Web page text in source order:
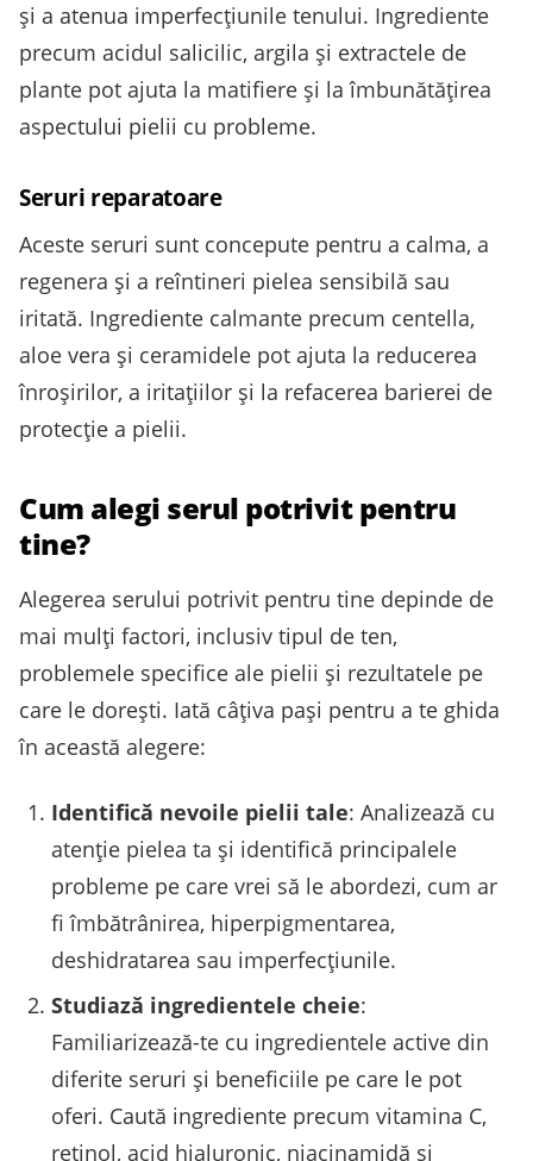
și a atenua imperfecțiunile tenului. Ingrediente
precum acidul salicilic, argila și extractele de
plante pot ajuta la matifiere și la îmbunătățirea
aspectului pielii cu probleme.
Seruri reparatoare
Aceste seruri sunt concepute pentru a calma, a
regenera și a reîntineri pielea sensibilă sau
iritată. Ingrediente calmante precum centella,
aloe vera și ceramidele pot ajuta la reducerea
înroșirilor, a iritațiilor și la refacerea barierei de
protecție a pielii.
Cum alegi serul potrivit pentru
tine?
Alegerea serului potrivit pentru tine depinde de
mai mulți factori, inclusiv tipul de ten,
problemele specifice ale pielii și rezultatele pe
care le dorești. Iată câțiva pași pentru a te ghida
în această alegere:
Identifică nevoile pielii tale: Analizează cu
atenție pielea ta și identifică principalele
probleme pe care vrei să le abordezi, cum ar
fi îmbătrânirea, hiperpigmentarea,
deshidratarea sau imperfecțiunile.
Studiază ingredientele cheie:
Familiarizează-te cu ingredientele active din
diferite seruri și beneficiile pe care le pot
oferi. Caută ingrediente precum vitamina C,
retinol, acid hialuronic, niacinamidă și